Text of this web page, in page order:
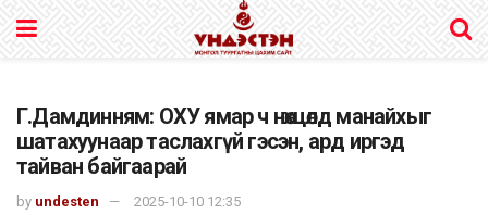
Г.Дамдинням: ОХУ ямар ч нөхцөлд манайхыг
шатахуунаар таслахгүй гэсэн, ард иргэд
тайван байгаарай
by undesten 2025-10-10 12:35